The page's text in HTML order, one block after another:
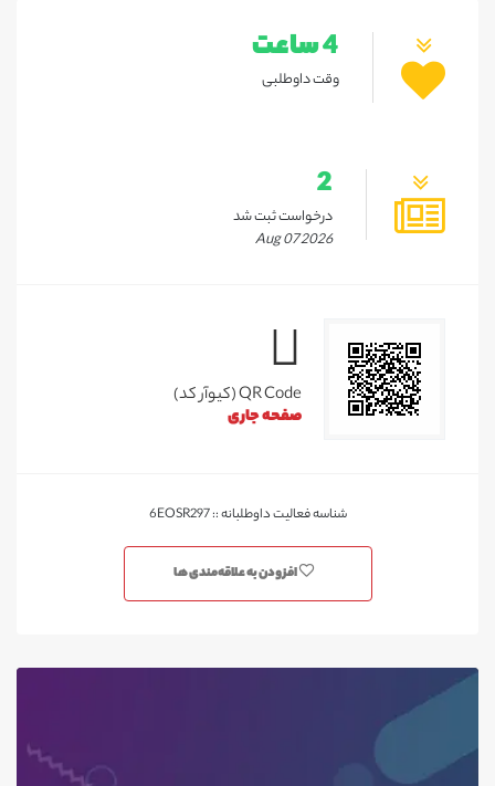
4 ساعت
وقت داوطلبی
2
درخواست ثبت شد
Aug 07 2026
QR Code (کیوآر کد)
صفحه جاری
شناسه فعالیت داوطلبانه :: 6EOSR297
افزودن به علاقه‌مندی ها